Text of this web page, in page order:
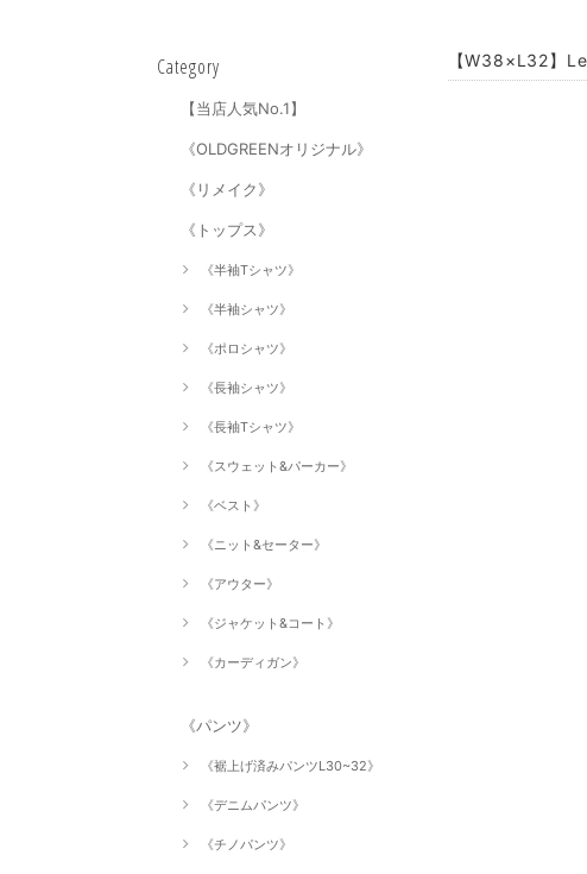
Category
【当店人気No.1】
《OLDGREENオリジナル》
《リメイク》
《トップス》
《半袖Tシャツ》
《半袖シャツ》
《ポロシャツ》
《長袖シャツ》
《長袖Tシャツ》
《スウェット&パーカー》
《ベスト》
《ニット&セーター》
《アウター》
《ジャケット&コート》
《カーディガン》
《パンツ》
《裾上げ済みパンツL30~32》
《デニムパンツ》
《チノパンツ》
【W38×L32】